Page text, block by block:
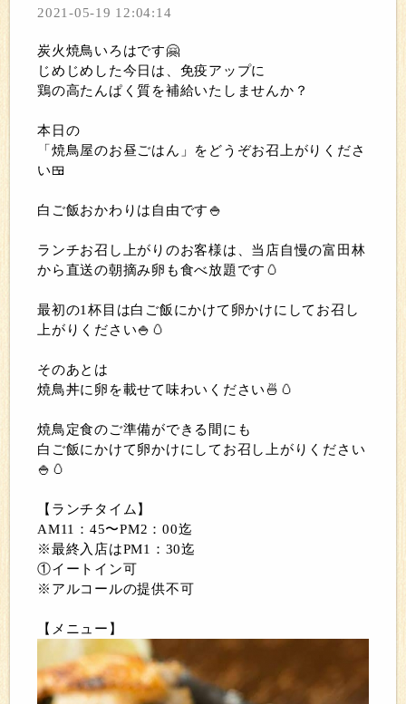
2021-05-19 12:04:14
炭火焼鳥いろはです🤗
じめじめした今日は、免疫アップに
鶏の高たんぱく質を補給いたしませんか？
本日の
「焼鳥屋のお昼ごはん」をどうぞお召上がりくださ
い🍱
白ご飯おかわりは自由です🍚
ランチお召し上がりのお客様は、当店自慢の富田林
から直送の朝摘み卵も食べ放題です🥚
最初の1杯目は白ご飯にかけて卵かけにしてお召し
上がりください🍚🥚
そのあとは
焼鳥丼に卵を載せて味わいください🍜🥚
焼鳥定食のご準備ができる間にも
白ご飯にかけて卵かけにしてお召し上がりください
🍚🥚
【ランチタイム】
AM11：45〜PM2：00迄
※最終入店はPM1：30迄
①イートイン可
※アルコールの提供不可
【メニュー】